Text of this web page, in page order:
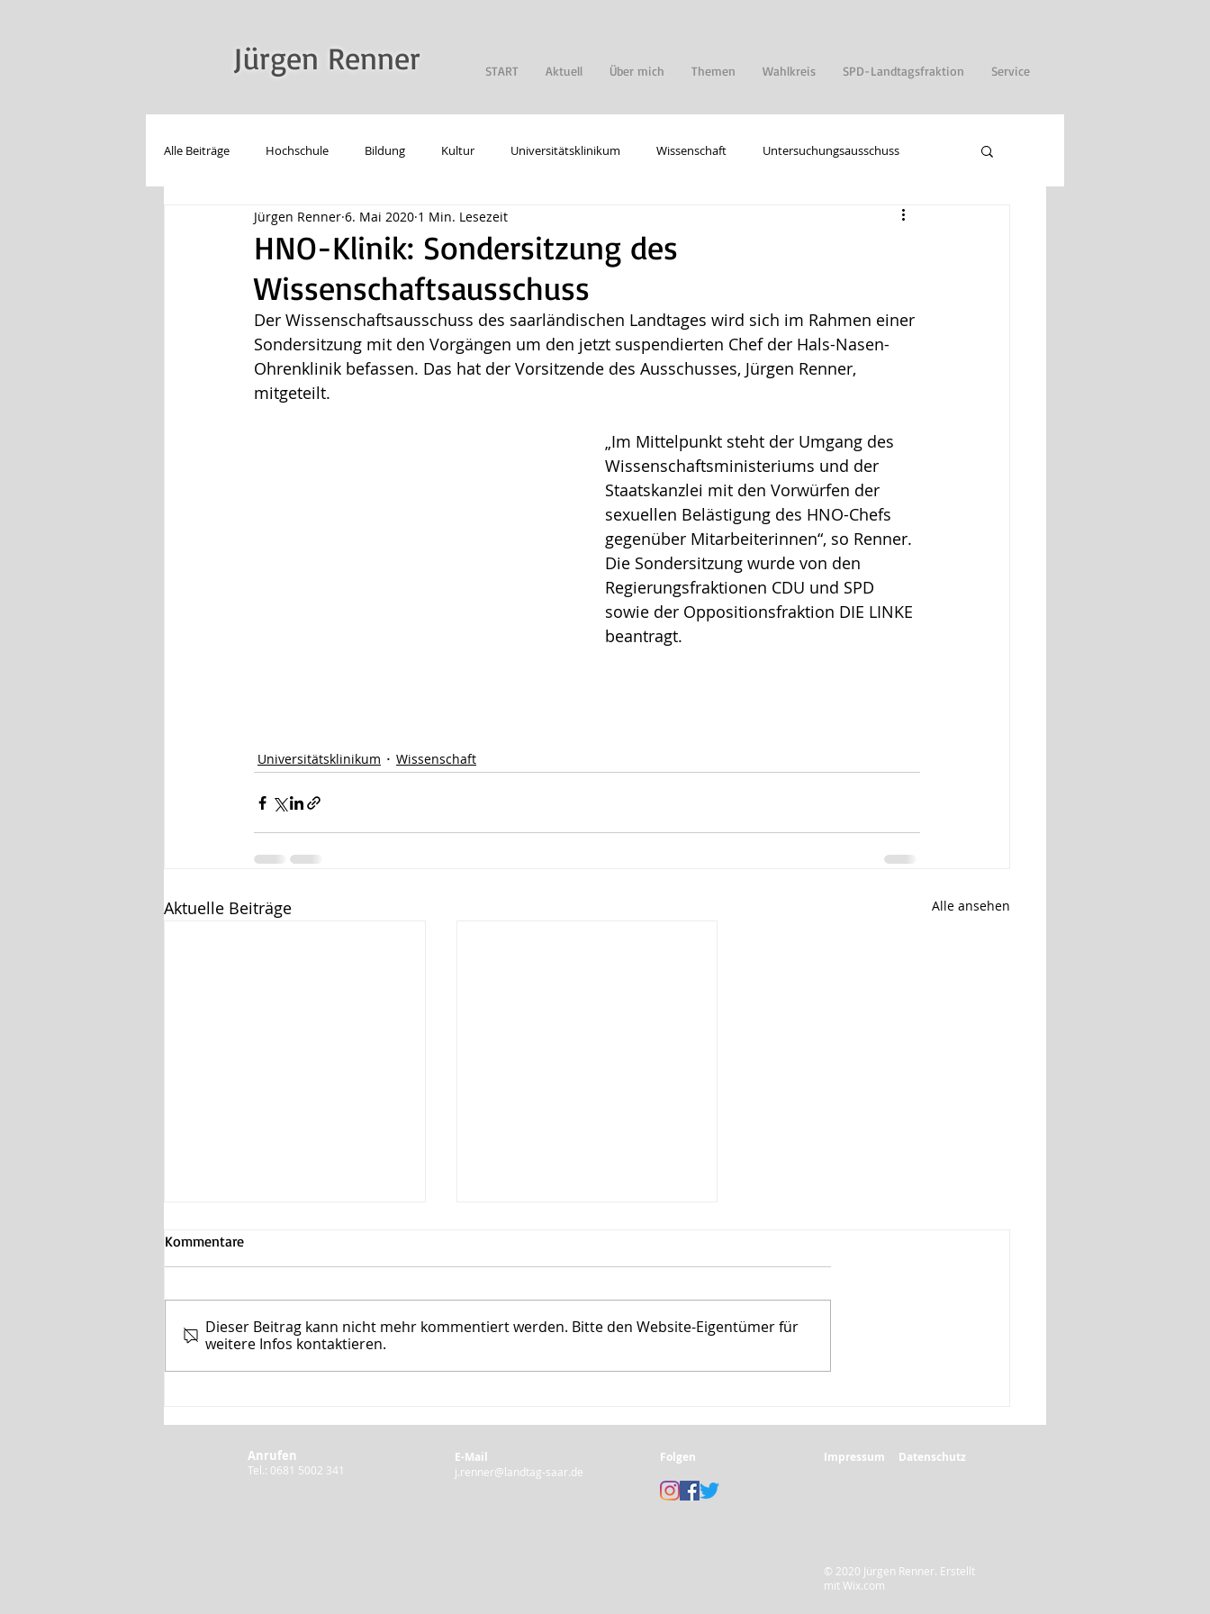
Jürgen Renner START Aktuell Über mich Themen Wahlkreis SPD-Landtagsfraktion Service
Alle Beiträge Hochschule Bildung Kultur Universitätsklinikum Wissenschaft Untersuchungsausschuss
Reden Technologie Digitalisierung
HNO-Klinik: Sondersitzung des
Wissenschaftsausschuss
Jürgen Renner 6. Mai 2020 1 Min. Lesezeit
Der Wissenschaftsausschuss des saarländischen Landtages wird sich im Rahmen einer
Sondersitzung mit den Vorgängen um den jetzt suspendierten Chef der Hals-Nasen-
Ohrenklinik befassen. Das hat der Vorsitzende des Ausschusses, Jürgen Renner,
mitgeteilt.
„Im Mittelpunkt steht der Umgang des
Wissenschaftsministeriums und der
Staatskanzlei mit den Vorwürfen der
sexuellen Belästigung des HNO-Chefs
gegenüber Mitarbeiterinnen“, so Renner.
Die Sondersitzung wurde von den
Regierungsfraktionen CDU und SPD
sowie der Oppositionsfraktion DIE LINKE
beantragt.
Universitätsklinikum Wissenschaft
Aktuelle Beiträge Alle ansehen
Kommentare
Dieser Beitrag kann nicht mehr kommentiert werden. Bitte den Website-Eigentümer für
weitere Infos kontaktieren.
Folgen
Anrufen
Tel.: 0681 5002 341
E-Mail
j.renner@landtag-saar.de
Impressum Datenschutz
© 2020 Jürgen Renner. Erstellt
mitWix.com